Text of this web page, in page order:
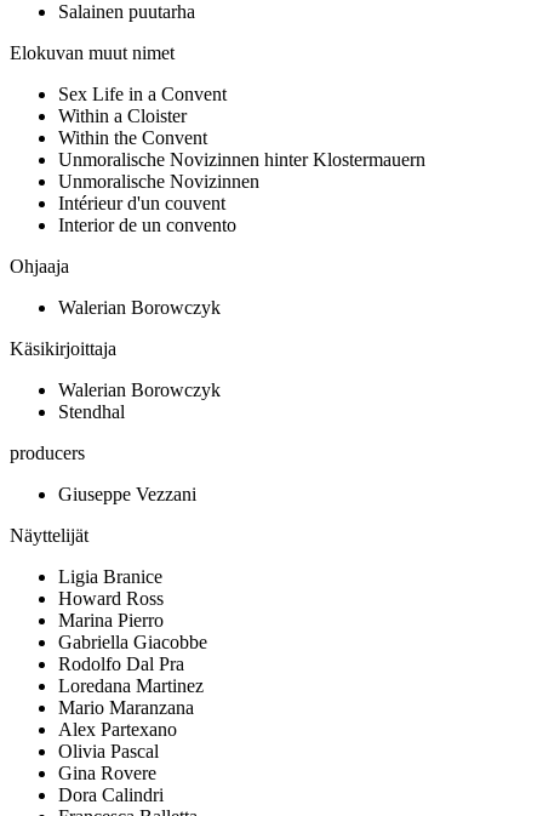
Salainen puutarha
Elokuvan muut nimet
Sex Life in a Convent
Within a Cloister
Within the Convent
Unmoralische Novizinnen hinter Klostermauern
Unmoralische Novizinnen
Intérieur d'un couvent
Interior de un convento
Ohjaaja
Walerian Borowczyk
Käsikirjoittaja
Walerian Borowczyk
Stendhal
producers
Giuseppe Vezzani
Näyttelijät
Ligia Branice
Howard Ross
Marina Pierro
Gabriella Giacobbe
Rodolfo Dal Pra
Loredana Martinez
Mario Maranzana
Alex Partexano
Olivia Pascal
Gina Rovere
Dora Calindri